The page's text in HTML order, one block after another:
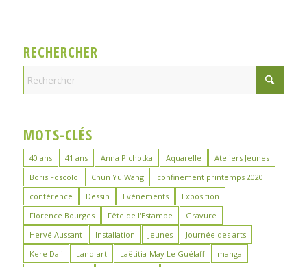
RECHERCHER
MOTS-CLÉS
40 ans 41 ans Anna Pichotka Aquarelle
Ateliers Jeunes
Boris Foscolo
Chun Yu Wang
confinement printemps 2020
conférence
Dessin Evénements
Exposition
Florence Bourges
Fête de l'Estampe
Gravure
Hervé Aussant
Installation Jeunes
Journée des arts
Kere Dali
Land-art Laëtitia-May Le Guélaff
manga